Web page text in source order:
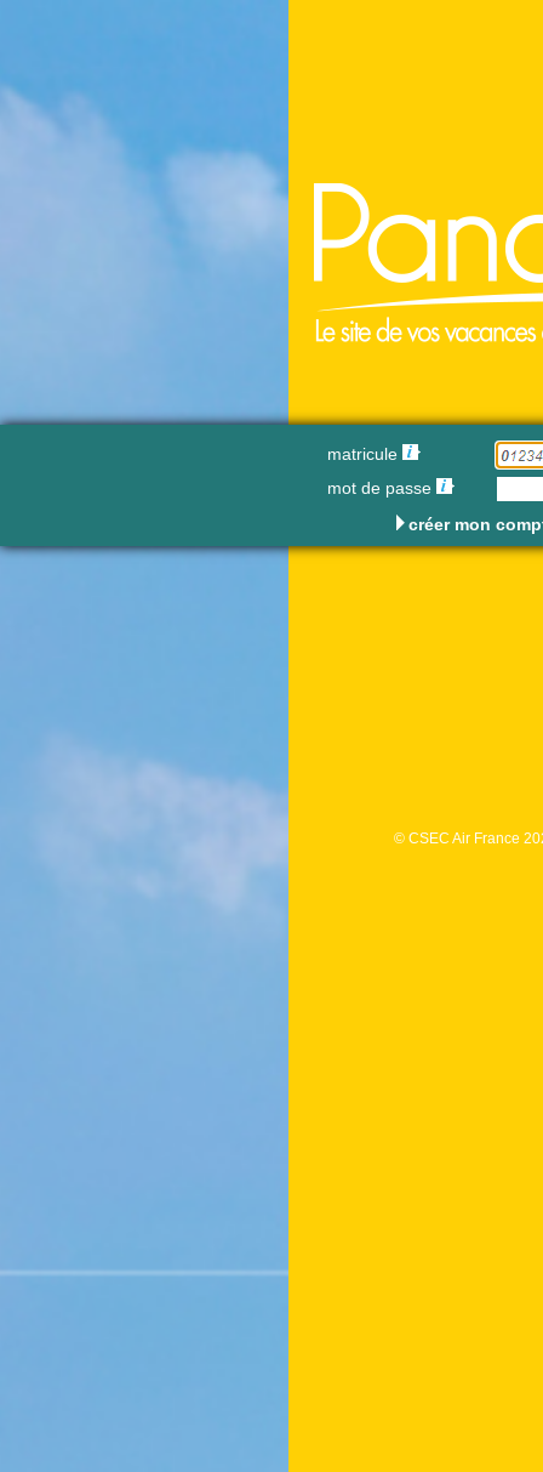
matricule
mot de passe
créer mon
© CSEC Air France